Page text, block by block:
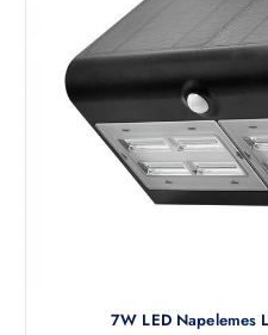
7W LED Napelemes